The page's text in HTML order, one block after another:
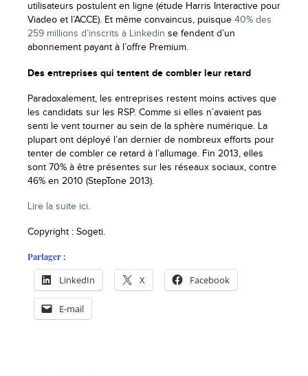
utilisateurs postulent en ligne (étude Harris Interactive pour
Viadeo et l’ACCE). Et même convaincus, puisque 40% des
259 millions d’inscrits à Linkedin se fendent d’un
abonnement payant à l’offre Premium.
Des entreprises qui tentent de combler leur retard
Paradoxalement, les entreprises restent moins actives que
les candidats sur les RSP. Comme si elles n’avaient pas
senti le vent tourner au sein de la sphère numérique. La
plupart ont déployé l’an dernier de nombreux efforts pour
tenter de combler ce retard à l’allumage. Fin 2013, elles
sont 70% à être présentes sur les réseaux sociaux, contre
46% en 2010 (StepTone 2013).
Lire la suite ici.
Copyright : Sogeti.
Partager :
LinkedIn X Facebook
E-mail